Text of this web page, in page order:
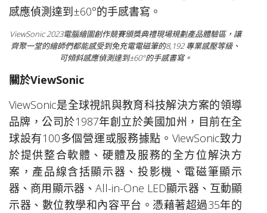
ViewSonic 2023電腦繪圖創作競賽頒獎典禮現場規劃產品體驗區，讓
齊聚一堂的繪師們都能感受到免充電電磁筆的8,192 專業感壓等級、
可傾斜感應偵測達到±60°的手感書寫。
關於ViewSonic
ViewSonic是全球視訊與教育科技解決方案的領導
品牌，公司於1987年創立於美國加州，目前在全
球設有100多個營運或服務據點。ViewSonic致力
於提供整合軟體、硬體及服務的全方位解決方
案，產品線含括顯示器、投影機、電磁筆顯示
器、商用顯示器、All-in-One LED顯示器、互動顯
示器、數位教學和內容平台。憑藉著超過35年的